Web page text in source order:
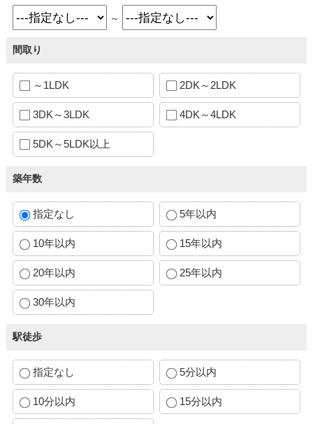
～
間取り
～1LDK 2DK～2LDK
3DK～3LDK 4DK～4LDK
5DK～5LDK以上
築年数
指定なし 5年以内
10年以内 15年以内
20年以内 25年以内
30年以内
駅徒歩
指定なし 5分以内
10分以内 15分以内